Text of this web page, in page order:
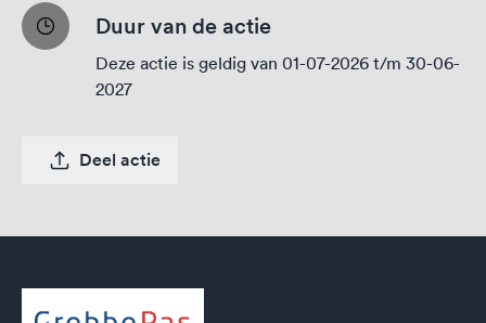
Duur van de actie
Deze actie is geldig van 01-07-2026 t/m 30-06-
2027
Deel actie